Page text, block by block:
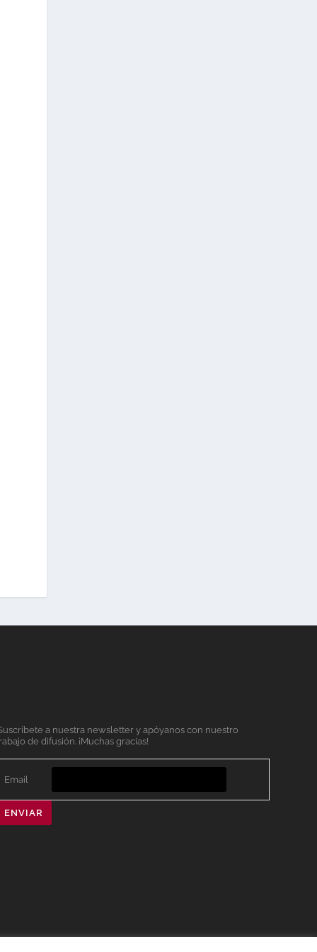
a nuestra newsletter y apóyanos con nuestro
de difusión. ¡Muchas gracias!
Email
ENVIAR